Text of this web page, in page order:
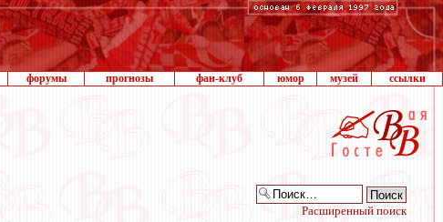
форумы прогнозы фан-клуб юмор музей ссылки
Расширенный поиск